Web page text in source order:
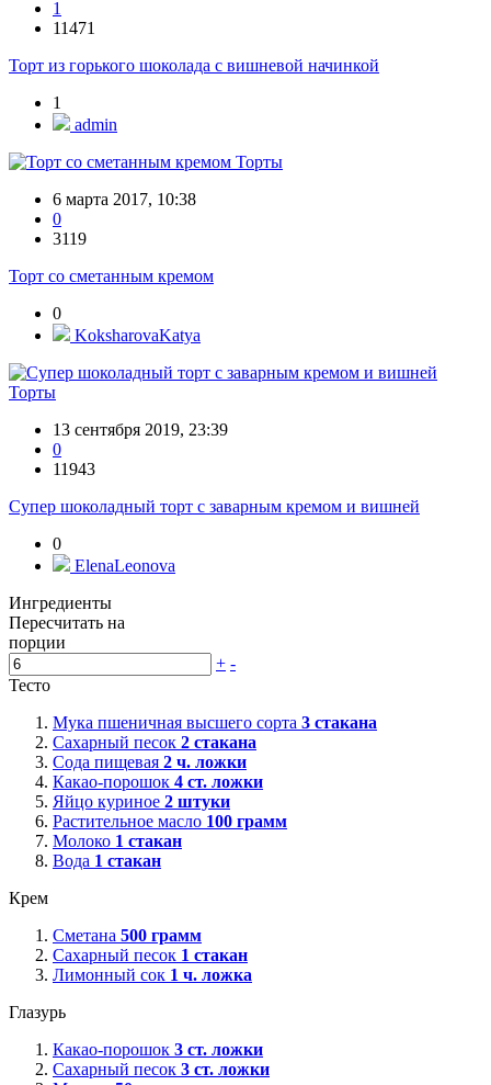
1
11471
Торт из горького шоколада с вишневой начинкой
1
admin
Торты
6 марта 2017, 10:38
0
3119
Торт со сметанным кремом
0
KoksharovaKatya
Торты
13 сентября 2019, 23:39
0
11943
Супер шоколадный торт с заварным кремом и вишней
0
ElenaLeonova
Ингредиенты
Пересчитать на
порции
+ -
Тесто
Мука пшеничная высшего сорта 3 стакана
Сахарный песок 2 стакана
Сода пищевая 2 ч. ложки
Какао-порошок 4 ст. ложки
Яйцо куриное 2 штуки
Растительное масло 100 грамм
Молоко 1 стакан
Вода 1 стакан
Крем
Сметана 500 грамм
Сахарный песок 1 стакан
Лимонный сок 1 ч. ложка
Глазурь
Какао-порошок 3 ст. ложки
Сахарный песок 3 ст. ложки